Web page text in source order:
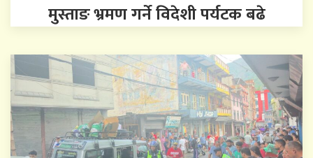
मुस्ताङ भ्रमण गर्ने विदेशी पर्यटक बढे